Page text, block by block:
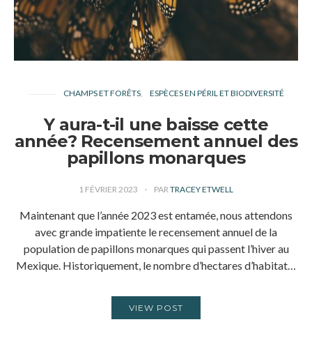
CHAMPS ET FORÊTS ESPÈCES EN PÉRIL ET BIODIVERSITÉ
Y aura-t-il une baisse cette
année? Recensement annuel des
papillons monarques
1 FÉVRIER 2023 PARTRACEY ETWELL
Maintenant que l’année 2023 est entamée, nous attendons
avec grande impatiente le recensement annuel de la
population de papillons monarques qui passent l’hiver au
Mexique. Historiquement, le nombre d’hectares d’habitat…
VIEW POST